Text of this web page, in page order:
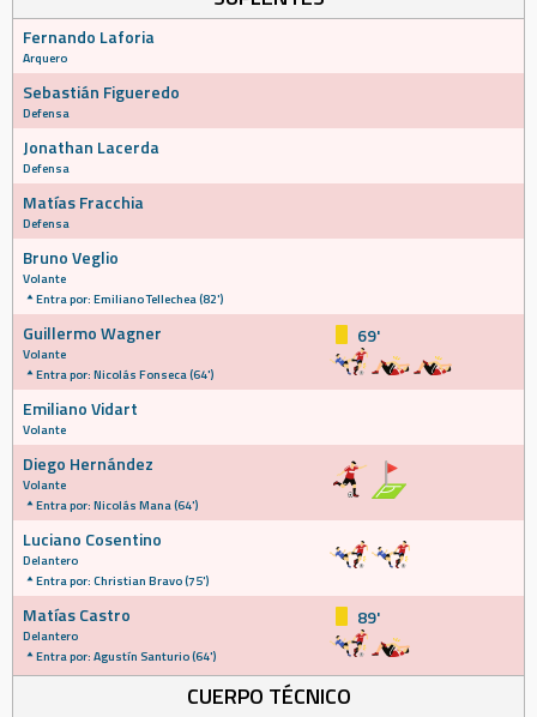
Fernando Laforia
Arquero
Sebastián Figueredo
Defensa
Jonathan Lacerda
Defensa
Matías Fracchia
Defensa
Bruno Veglio
Volante
Entra por: Emiliano Tellechea (82')
Guillermo Wagner
Volante
Entra por: Nicolás Fonseca (64')
69'
Emiliano Vidart
Volante
Diego Hernández
Volante
Entra por: Nicolás Mana (64')
Luciano Cosentino
Delantero
Entra por: Christian Bravo (75')
Matías Castro
Delantero
Entra por: Agustín Santurio (64')
89'
CUERPO TÉCNICO